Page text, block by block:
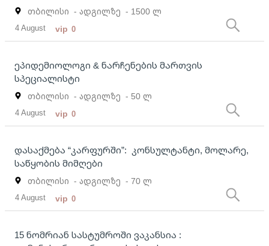
თბილისი - ადგილზე - 1500 ლ
4 August vip 0
ეპიდემიოლოგი & ნარჩენების მართვის
სპეციალისტი
თბილისი - ადგილზე - 50 ლ
4 August vip 0
დასაქმება “კარფურში”: კონსულტანტი, მოლარე,
საწყობის მიმღები
თბილისი - ადგილზე - 70 ლ
4 August vip 0
15 ნომრიან სასტუმროში ვაკანსია :